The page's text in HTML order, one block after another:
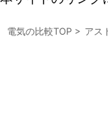
電気の比較TOP > アス